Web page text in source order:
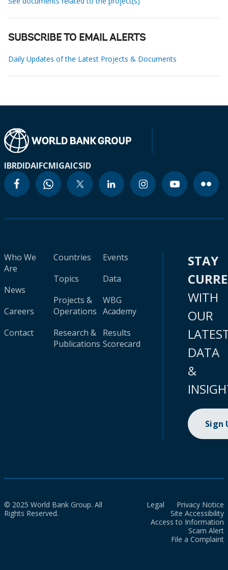
SUBSCRIBE TO EMAIL ALERTS
Daily Updates of the Latest Projects & Documents
IBRDIDAIFCMIGAICSID
Who We
Are
News
Careers
Contact
Countries
Topics
Projects &
Operations
Research &
Publications
Events
Data
WBG
Academy
Results
Scorecard
STAY
WITH
OUR
DATA
&
Sign
© 2025 World Bank Group. All
Rights Reserved.
Legal
Privacy Notice
Site Accessibility
Access to Information
Scam Alert
File a Complaint